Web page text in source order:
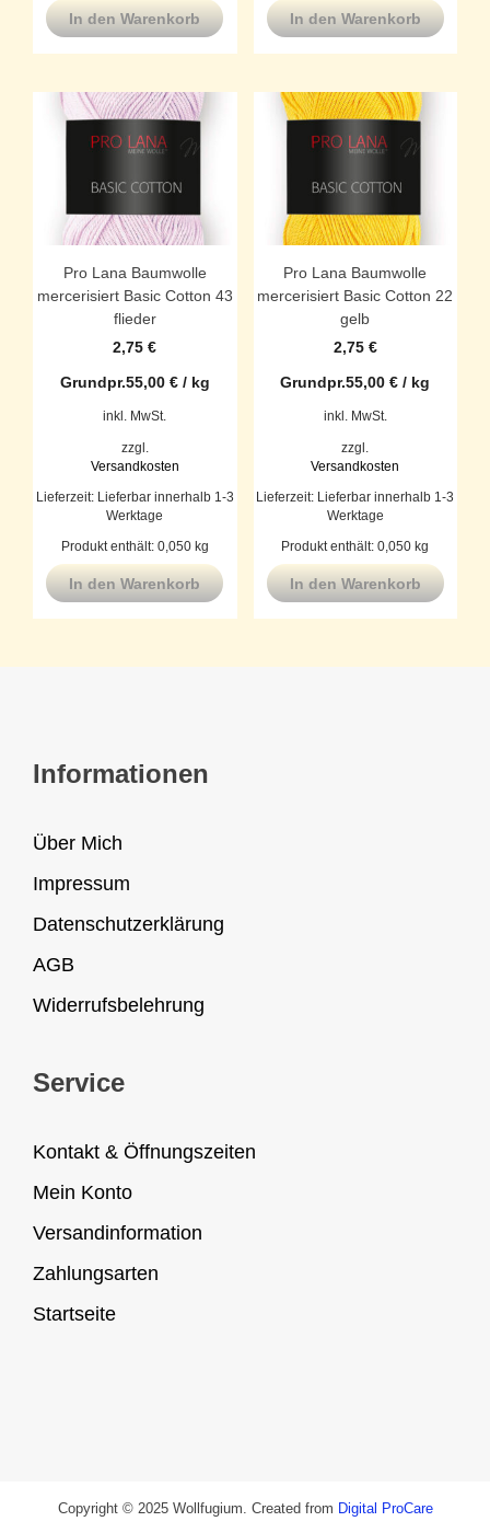
In den Warenkorb In den Warenkorb
Pro Lana Baumwolle
mercerisiert Basic Cotton 43
flieder
2,75€
Grundpr.55,00 €/ kg
inkl. MwSt.
zzgl.
Versandkosten
Lieferzeit: Lieferbar innerhalb 1-3
Werktage
Produkt enthält: 0,050 kg
In den Warenkorb
Pro Lana Baumwolle
mercerisiert Basic Cotton 22
gelb
2,75 €
Grundpr.55,00€ / kg
inkl. MwSt.
zzgl.
Versandkosten
Lieferzeit: Lieferbar innerhalb 1-3
Werktage
Produkt enthält: 0,050kg
In den Warenkorb
Informationen
Über Mich
Impressum
Datenschutzerklärung
AGB
Widerrufsbelehrung
Service
Kontakt & Öffnungszeiten
Mein Konto
Versandinformation
Zahlungsarten
Startseite
Copyright © 2025 Wollfugium. Created from Digital ProCare